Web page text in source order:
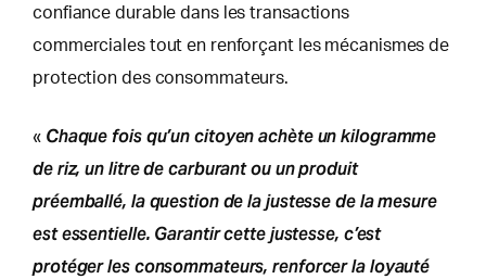
confiance durable dans les transactions
commerciales tout en renforçant les mécanismes de
protection des consommateurs.
« Chaque fois qu’un citoyen achète un kilogramme
de riz, un litre de carburant ou un produit
préemballé, la question de la justesse de la mesure
est essentielle. Garantir cette justesse, c’est
protéger les consommateurs, renforcer la loyauté